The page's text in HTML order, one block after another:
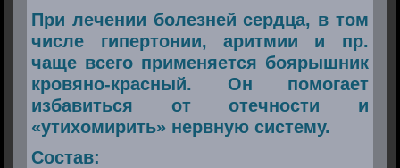
При лечении болезней сердца, в том
числе гипертонии, аритмии и пр.
чаще всего применяется боярышник
кровяно-красный. Он помогает
избавиться от отечности и
«утихомирить» нервную систему.
Состав: